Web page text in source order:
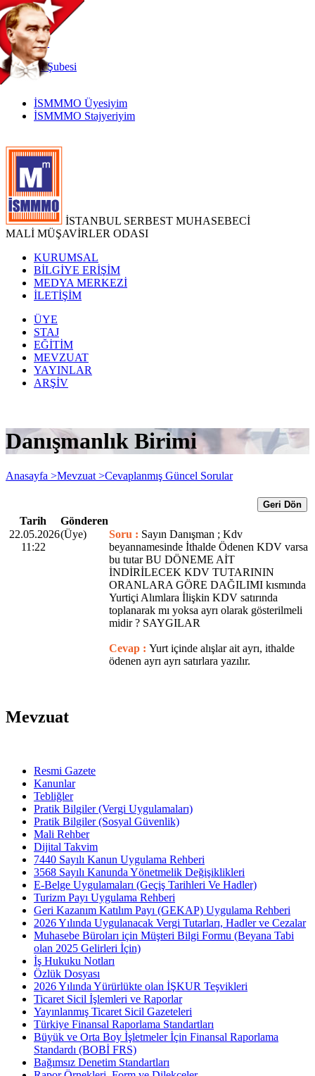
TR
|
EN
İnternetŞubesi
İSMMMO Üyesiyim
İSMMMO Stajyeriyim
İSTANBUL SERBEST MUHASEBECİ
MALİ MÜŞAVİRLER ODASI
KURUMSAL
BİLGİYE ERİŞİM
MEDYA MERKEZİ
İLETİŞİM
ÜYE
STAJ
EĞİTİM
MEVZUAT
YAYINLAR
ARŞİV
Danışmanlık Birimi
Anasayfa >Mevzuat >Cevaplanmış Güncel Sorular
Geri Dön
Tarih
Gönderen
22.05.2026
11:22
(Üye) Soru : Sayın Danışman ; Kdv
beyannamesinde İthalde Ödenen KDV varsa
bu tutar BU DÖNEME AİT
İNDİRİLECEK KDV TUTARININ
ORANLARA GÖRE DAĞILIMI kısmında
Yurtiçi Alımlara İlişkin KDV satırında
toplanarak mı yoksa ayrı olarak gösterilmeli
midir ? SAYGILAR
Cevap : Yurt içinde alışlar ait ayrı, ithalde
ödenen ayrı ayrı satırlara yazılır.
Mevzuat
Resmi Gazete
Kanunlar
Tebliğler
Pratik Bilgiler (Vergi Uygulamaları)
Pratik Bilgiler (Sosyal Güvenlik)
Mali Rehber
Dijital Takvim
7440 Sayılı Kanun Uygulama Rehberi
3568 Sayılı Kanunda Yönetmelik Değişiklikleri
E-Belge Uygulamaları (Geçiş Tarihleri Ve Hadler)
Turizm Payı Uygulama Rehberi
Geri Kazanım Katılım Payı (GEKAP) Uygulama Rehberi
2026 Yılında Uygulanacak Vergi Tutarları, Hadler ve Cezalar
Muhasebe Büroları için Müşteri Bilgi Formu (Beyana Tabi
olan 2025 Gelirleri İçin)
İş Hukuku Notları
Özlük Dosyası
2026 Yılında Yürürlükte olan İŞKUR Teşvikleri
Ticaret Sicil İşlemleri ve Raporlar
Yayınlanmış Ticaret Sicil Gazeteleri
Türkiye Finansal Raporlama Standartları
Büyük ve Orta Boy İşletmeler İçin Finansal Raporlama
Standardı (BOBİ FRS)
Bağımsız Denetim Standartları